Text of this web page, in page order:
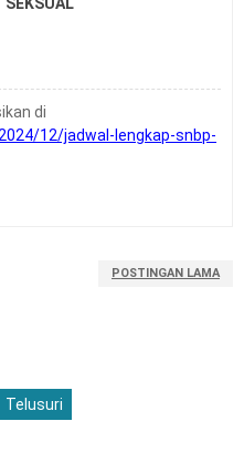
SEKSUAL
di
12/jadwal-lengkap-snbp-
POSTINGAN LAMA